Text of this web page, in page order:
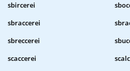
sbircerei
sbraccerei
sbreccerei
scaccerei